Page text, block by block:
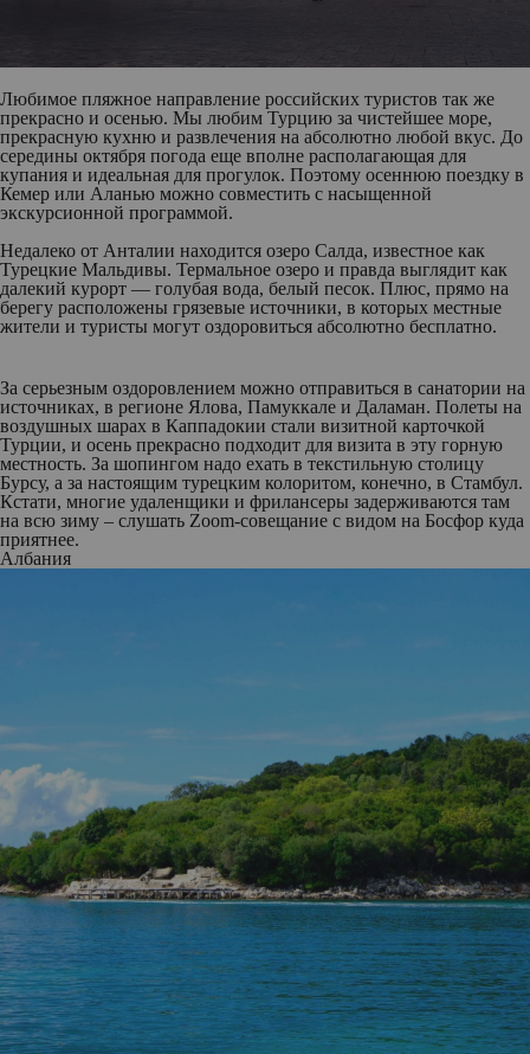
Любимое пляжное направление российских туристов так же
прекрасно и осенью. Мы любим Турцию за чистейшее море,
прекрасную кухню и развлечения на абсолютно любой вкус. До
середины октября погода еще вполне располагающая для
купания и идеальная для прогулок. Поэтому осеннюю поездку в
Кемер или Аланью можно совместить с насыщенной
экскурсионной программой.
Недалеко от Анталии находится озеро Салда, известное как
Турецкие Мальдивы. Термальное озеро и правда выглядит как
далекий курорт — голубая вода, белый песок. Плюс, прямо на
берегу расположены грязевые источники, в которых местные
жители и туристы могут оздоровиться абсолютно бесплатно.
За серьезным оздоровлением можно отправиться в санатории на
источниках, в регионе Ялова, Памуккале и Даламан. Полеты на
воздушных шарах в Каппадокии стали визитной карточкой
Турции, и осень прекрасно подходит для визита в эту горную
местность. За шопингом надо ехать в текстильную столицу
Бурсу, а за настоящим турецким колоритом, конечно, в Стамбул.
Кстати, многие удаленщики и фрилансеры задерживаются там
на всю зиму – слушать Zoom-совещание с видом на Босфор куда
приятнее.
Албания